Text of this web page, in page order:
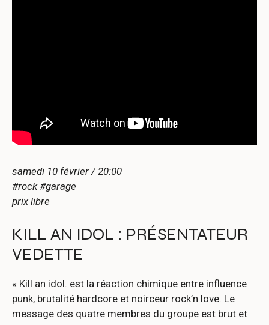
samedi 10 février / 20:00
#rock #garage
prix libre
KILL AN IDOL : PRÉSENTATEUR
VEDETTE
« Kill an idol. est la réaction chimique entre influence
punk, brutalité hardcore et noirceur rock’n love. Le
message des quatre membres du groupe est brut et